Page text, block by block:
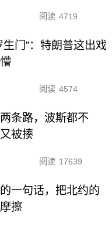
阅读 4719
生门”：特朗普这出戏
阅读 4574
条路，波斯都不
被揍
阅读 17639
一句话，把北约的
擦